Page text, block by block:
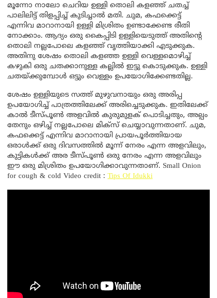
മൂന്നോ നാലോ ചെറിയ ഉള്ളി തൊലി കളഞ്ഞ് ചതച്ച്
പാലിലിട്ട് തിളപ്പിച്ച് കുടിച്ചാൽ മതി. ചുമ, കഫക്കെട്ട്
എന്നിവ മാറാനായി ഉള്ളി മിശ്രിതം ഉണ്ടാക്കേണ്ട രീതി
നോക്കാം. ആദ്യം ഒരു കൈപ്പിടി ഉള്ളിയെടുത്ത് അതിന്റെ
തൊലി നല്ലപോലെ കളഞ്ഞ് വൃത്തിയാക്കി എടുക്കുക.
അതിനു ശേഷം തൊലി കളഞ്ഞ ഉള്ളി വെള്ളമൊഴിച്ച്
കഴുകി ഒരു ചതക്കാനുള്ള കല്ലിൽ ഇട്ടു കൊടുക്കുക. ഉള്ളി
ചതയ്ക്കുമ്പോൾ ഒട്ടും വെള്ളം ഉപയോഗിക്കേണ്ടതില്ല.
ശേഷം ഉള്ളിയുടെ സത്ത് മുഴുവനായും ഒരു അരിപ്പ
ഉപയോഗിച്ച് പാത്രത്തിലേക്ക് അരിച്ചെടുക്കുക. ഇതിലേക്ക്
കാൽ ടീസ്പൂൺ അളവിൽ കുരുമുളക് പൊടിച്ചതും, അല്പം
തേനും ഒഴിച്ച് നല്ലപോലെ മിക്സ് ചെയ്യാവുന്നതാണ്. ചുമ,
കഫക്കെട്ട് എന്നിവ മാറാനായി പ്രായപൂർത്തിയായ
ഒരാൾക്ക് ഒരു ദിവസത്തിൽ മൂന്ന് നേരം എന്ന അളവിലും,
കുട്ടികൾക്ക് അര ടീസ്പൂൺ ഒരു നേരം എന്ന അളവിലും
ഈ ഒരു മിശ്രിതം ഉപയോഗിക്കാവുന്നതാണ്. Small Onion
for cough & cold Video credit : Tips Of Idukki